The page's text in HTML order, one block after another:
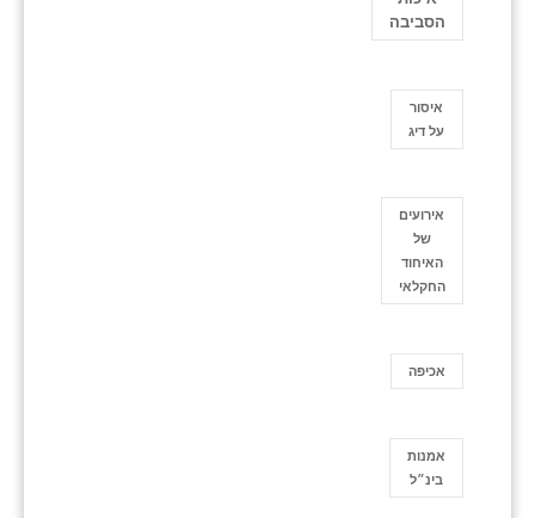
הסביבה
איסור
על דיג
אירועים
של
האיחוד
החקלאי
אכיפה
אמנות
בינ״ל